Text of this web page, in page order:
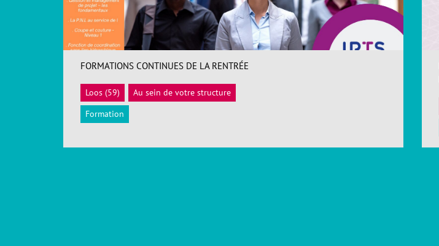
ACCÉDER
FORMATIONS CONTINUES DE LA RENTRÉE
Loos (59)
Au sein de votre structure
Formation